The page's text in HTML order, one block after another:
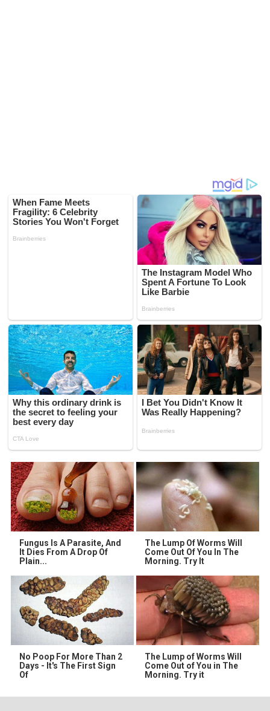
Fungus Is A Parasite, And
It Dies From A Drop Of
Plain...
The Lump Of Worms Will
Come Out Of You In The
Morning. Try It
No Poop For More Than 2
Days - It's The First Sign
Of
The Lump of Worms Will
Come Out of You in The
Morning. Try it